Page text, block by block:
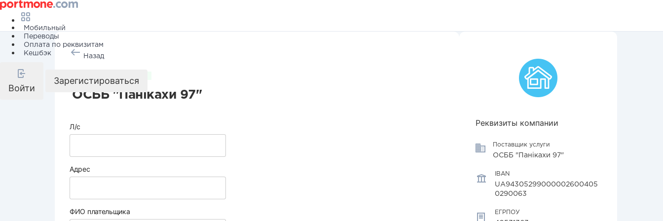
Мобильный
Переводы
Оплата по реквизитам
Кешбэк
Войти
Зарегистироваться
Назад
ОСББ "Панiкахи 97"
Л/с
Адрес
ФИО плательщика
Реквизиты компании
Поставщик услуги
ОСББ "Панiкахи 97"
IBAN
UA94305299000002600405
0290063
ЕГРПОУ